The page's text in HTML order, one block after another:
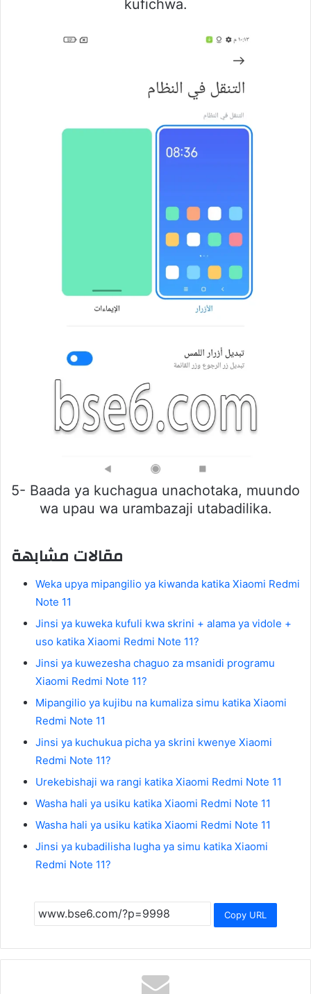
kufichwa.
5- Baada ya kuchagua unachotaka, muundo
wa upau wa urambazaji utabadilika.
مقالات مشابهة
Weka upya mipangilio ya kiwanda katika Xiaomi Redmi
Note 11
Jinsi ya kuweka kufuli kwa skrini + alama ya vidole +
uso katika Xiaomi Redmi Note 11?
Jinsi ya kuwezesha chaguo za msanidi programu
Xiaomi Redmi Note 11?
Mipangilio ya kujibu na kumaliza simu katika Xiaomi
Redmi Note 11
Jinsi ya kuchukua picha ya skrini kwenye Xiaomi
Redmi Note 11?
Urekebishaji wa rangi katika Xiaomi Redmi Note 11
Washa hali ya usiku katika Xiaomi Redmi Note 11
Washa hali ya usiku katika Xiaomi Redmi Note 11
Jinsi ya kubadilisha lugha ya simu katika Xiaomi
Redmi Note 11?
Copy URL